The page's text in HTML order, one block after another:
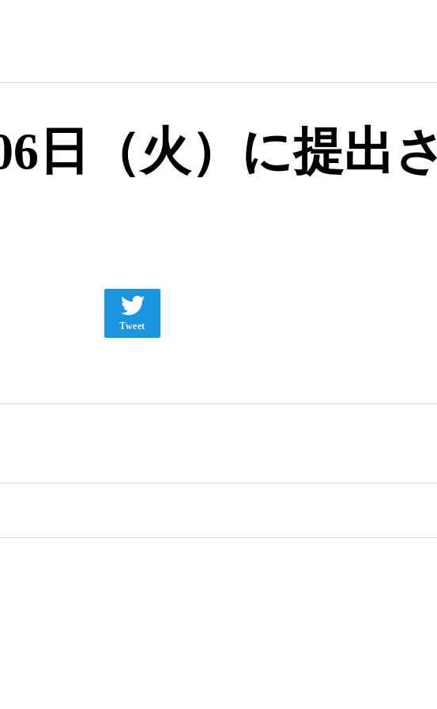
日（火）に提出
Tweet